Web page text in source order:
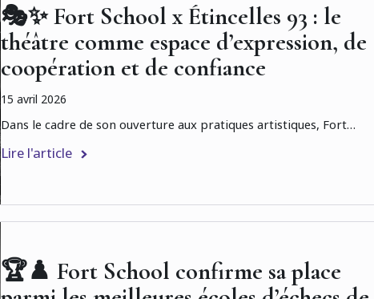
🎭✨ Fort School x Étincelles 93 : le
théâtre comme espace d’expression, de
coopération et de confiance
15 avril 2026
Dans le cadre de son ouverture aux pratiques artistiques, Fort…
Lire l'article
🏆♟️ Fort School confirme sa place